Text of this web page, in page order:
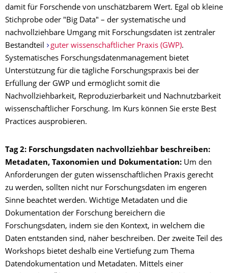
damit für Forschende von unschätzbarem Wert. Egal ob kleine
Stichprobe oder "Big Data" – der systematische und
nachvollziehbare Umgang mit Forschungsdaten ist zentraler
Bestandteil
guter wissenschaftlicher Praxis (GWP).
Systematisches Forschungsdatenmanagement bietet
Unterstützung für die tägliche Forschungspraxis bei der
Erfüllung der GWP und ermöglicht somit die
Nachvollziehbarkeit, Reproduzierbarkeit und Nachnutzbarkeit
wissenschaftlicher Forschung. Im Kurs können Sie erste Best
Practices ausprobieren.
Tag 2: Forschungsdaten nachvollziehbar beschreiben:
Metadaten, Taxonomien und Dokumentation: Um den
Anforderungen der guten wissenschaftlichen Praxis gerecht
zu werden, sollten nicht nur Forschungsdaten im engeren
Sinne beachtet werden. Wichtige Metadaten und die
Dokumentation der Forschung bereichern die
Forschungsdaten, indem sie den Kontext, in welchem die
Daten entstanden sind, näher beschreiben. Der zweite Teil des
Workshops bietet deshalb eine Vertiefung zum Thema
Datendokumentation und Metadaten. Mittels einer